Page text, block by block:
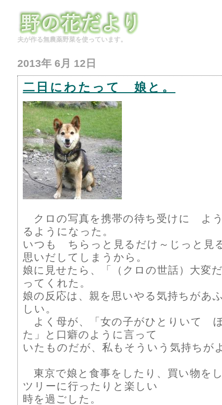
夫が作る無農薬野菜を使っています。
2013年 6月 12日
二日にわたって 娘と。
クロの写真を携帯の待ち受けに よ
るようになった。
いつも ちらっと見るだけ～じっと
思いだしてしまうから。
娘に見せたら、「（クロの世話）大変
ってくれた。
娘の反応は、親を思いやる気持ちが
しい。
よく母が、「女の子がひとりいて
た」と口癖のように言って
いたものだが、私もそういう気持ちが
東京で娘と食事をしたり、買い物を
ツリーに行ったりと楽しい
時を過ごした。